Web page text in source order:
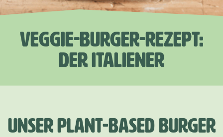
VEGGIE-BURGER-REZEPT:
DER ITALIENER
UNSER PLANT-BASED BURGER